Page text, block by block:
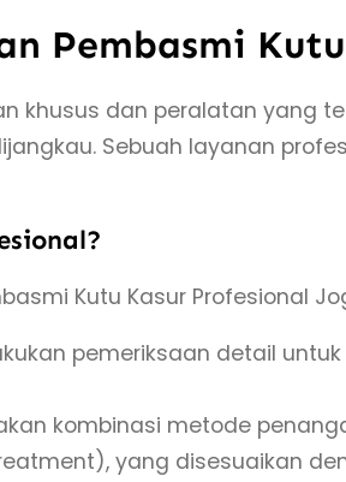
Pembasmi
khusus dan peralatan yang
Sebuah layanan
Kutu Kasur Profesional
pemeriksaan detail
kombinasi metode
yang disesuaikan